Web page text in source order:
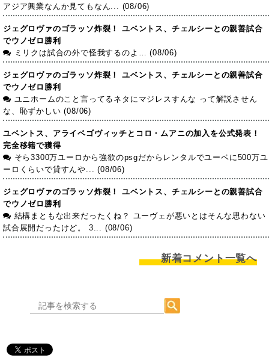
アジア興業なんか見てもなん... (08/06)
ジェグロヴァのゴラッソ炸裂！ ユベントス、チェルシーとの親善試合
でウノゼロ勝利
ミリクは試合の外で怪我するのよ… (08/06)
ジェグロヴァのゴラッソ炸裂！ ユベントス、チェルシーとの親善試合
でウノゼロ勝利
ユニホームのこと言ってるネタにマジレスすんな って解説させん
な、恥ずかしい (08/06)
ユベントス、アライベゴヴィッチとコロ・ムアニの加入を公式発表！
完全移籍で獲得
そら3300万ユーロから強欲のpsgだからレンタルでユーベに500万ユ
ーロくらいで貸すんや... (08/06)
ジェグロヴァのゴラッソ炸裂！ ユベントス、チェルシーとの親善試合
でウノゼロ勝利
結構まともな出来だったくね？ ユーヴェが悪いとはそんな思わない
試合展開だったけど。 3... (08/06)
新着コメント一覧へ